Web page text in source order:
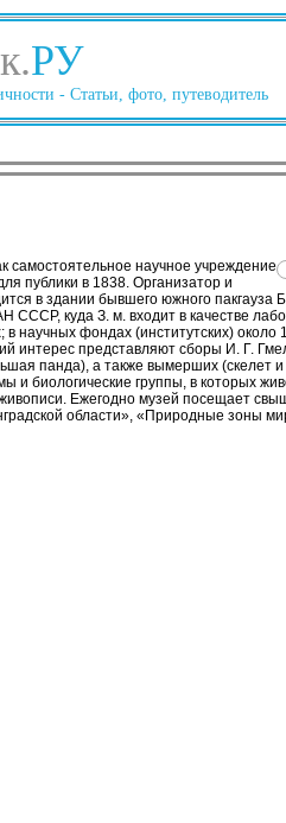
РУ
- Статьи, фото, путеводитель
самостоятельное научное учреждение
публики в 1838. Организатор и
в здании бывшего южного пакгауза
СССР, куда З. м. входит в качестве
научных фондах (институтских) около
интерес представляют сборы И. Г.
панда), а также вымерших (скелет и
и биологические группы, в которых
Ежегодно музей посещает
области», «Природные зоны